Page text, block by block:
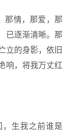
那情，那爱，那
已逐渐清晰。那
立的身影，依旧
响，将我万丈红
生我之前谁是